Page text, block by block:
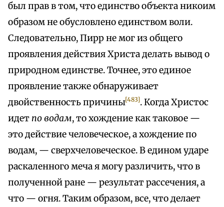
был прав в том, что единство объекта никоим
образом не обусловлено единством воли.
Следовательно, Пирр не мог из общего
проявления действия Христа делать вывод о
природном единстве. Точнее, это единое
проявление также обнаруживает
двойственность причины[483]. Когда Христос
идет по водам, то хождение как таковое —
это действие человеческое, а хождение по
водам, — сверхчеловеческое. В едином ударе
раскаленного меча я могу различить, что в
полученной ране — результат рассечения, а
что — огня. Таким образом, все, что делает